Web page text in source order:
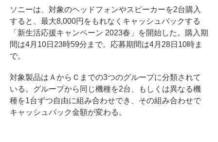
ソニーは、対象のヘッドフォンやスピーカーを2台購入
すると、最大8,000円をもれなくキャッシュバックする
「新生活応援キャンペーン 2023春」を開始した。購入期
間は4月10日23時59分まで。応募期間は4月28日10時ま
で。
対象製品はＡからＣまでの3つのグループに分類されて
いる。グループから同じ機種を2台、もしくは異なる機
種を1台ずつ自由に組み合わせでき、その組み合わせで
キャッシュバック金額が変わる。